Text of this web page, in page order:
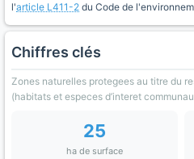
l'article L411-2 du Code de
Chiffres clés
Zones naturelles protegees au titre du
(habitats et especes d’interet
25
ha de surface